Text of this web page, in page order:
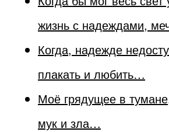
жизнь с надеждами,
Когда, надежде
плакать и любить…
Моё грядущее в
мук и зла…